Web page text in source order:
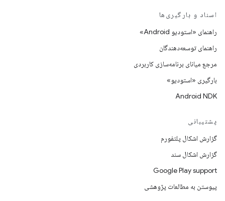
اسناد و بارگیری‌ها
راهنمای «استودیو Android»
راهنمای توسعه‌دهندگان
مرجع میانای برنامه‌سازی کاربردی
بارگیری «استودیو»
Android NDK
پشتیبانی
گزارش اشکال پلتفورم
گزارش اشکال سند
Google Play support
پیوستن به مطالعات پژوهشی